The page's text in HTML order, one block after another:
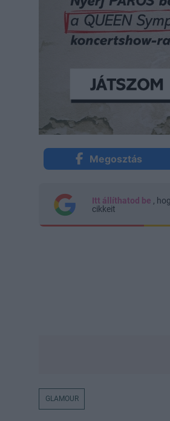
Megosztás
Itt állíthatod be ,
cikkeit
GLAMOUR